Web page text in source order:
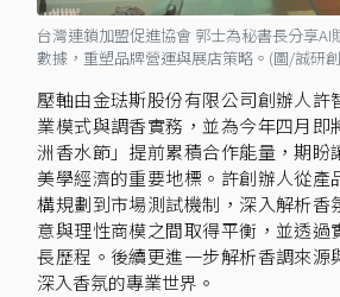
台灣連鎖加盟促進協會 郭士為秘書長分享AI
數據，重塑品牌營運與展店策略。(圖/誠研
壓軸由金琺斯股份有限公司創辦人許
業模式與調香實務，並為今年四月即
洲香水節」提前累積合作能量，期盼
美學經濟的重要地標。許創辦人從產
構規劃到市場測試機制，深入解析香
意與理性商模之間取得平衡，並透過
長歷程。後續更進一步解析香調來源
深入香氛的專業世界。